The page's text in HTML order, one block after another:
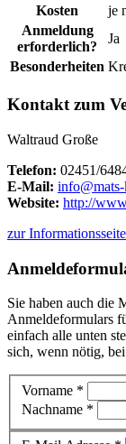
Kosten
je
Anmeldung
erforderlich?
Ja
Besonderheiten
Kontakt zum
Waltraud Große
Telefon: 02451/
E-Mail:
Website: http://
zur
Sie haben auch die
Anmeldeformulars
einfach alle unten
sich, wenn nötig,
Vorname *
Nachname *